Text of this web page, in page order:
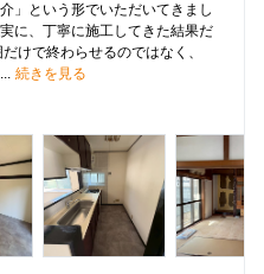
」という形でいただいてきまし
に、丁寧に施工してきた結果だ
けで終わらせるのではなく、
続きを見る